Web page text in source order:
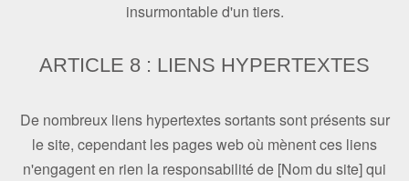
insurmontable d'un tiers.
ARTICLE 8 : LIENS HYPERTEXTES
De nombreux liens hypertextes sortants sont présents sur
le site, cependant les pages web où mènent ces liens
n'engagent en rien la responsabilité de [Nom du site] qui